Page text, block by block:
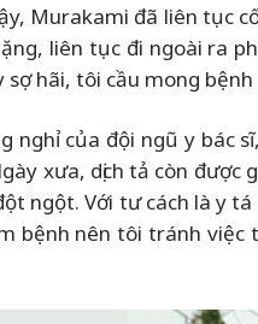
Murakami đã liên tục
liên tục đi ngoài
sợ hãi, tôi cầu mong
nghỉ của đội ngũ y
xưa, dịch tả còn
ngột. Với tư cách là y
bệnh nên tôi tránh